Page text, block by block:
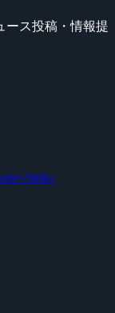
ース投稿・情報提
Strike